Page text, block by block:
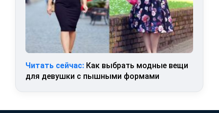
Читать сейчас: Как выбрать модные вещи
для девушки с пышными формами